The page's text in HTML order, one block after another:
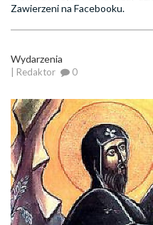
Zawierzeni na Facebooku.
Wydarzenia
| Redaktor 0